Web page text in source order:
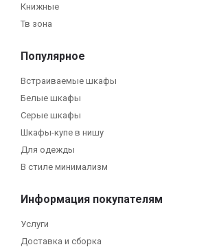
Книжные
Тв зона
Популярное
Встраиваемые шкафы
Белые шкафы
Серые шкафы
Шкафы-купе в нишу
Для одежды
В стиле минимализм
Информация покупателям
Услуги
Доставка и сборка